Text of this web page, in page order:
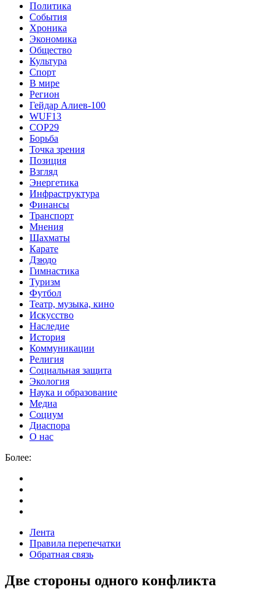
Политика
События
Хроника
Экономика
Общество
Культура
Спорт
В мире
Регион
Гейдар Алиев-100
WUF13
COP29
Борьба
Точка зрения
Позиция
Взгляд
Энергетика
Инфраструктура
Финансы
Транспорт
Мнения
Шахматы
Карате
Дзюдо
Гимнастика
Туризм
Футбол
Театр, музыка, кино
Искусство
Наследие
История
Коммуникации
Религия
Социальная защита
Экология
Наука и образование
Медиа
Социум
Диаспора
О нас
Более:
Лента
Правила перепечатки
Обратная связь
Две стороны одного конфликта